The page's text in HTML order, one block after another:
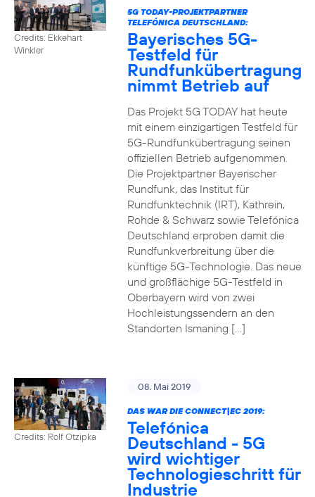
Credits: Ekkehart
Winkler
5G TODAY-PROJEKTPARTNER
TELEFÓNICA DEUTSCHLAND:
Bayerisches 5G-
Testfeld für
Rundfunkübertragung
nimmt Betrieb auf
Das Projekt 5G TODAY hat heute
mit einem einzigartigen Testfeld für
5G-Rundfunkübertragung seinen
offiziellen Betrieb aufgenommen.
Die Projektpartner Bayerischer
Rundfunk, das Institut für
Rundfunktechnik (IRT), Kathrein,
Rohde & Schwarz sowie Telefónica
Deutschland erproben damit die
Rundfunkverbreitung über die
künftige 5G-Technologie. Das neue
und großflächige 5G-Testfeld in
Oberbayern wird von zwei
Hochleistungssendern an den
Standorten Ismaning […]
Credits: Rolf Otzipka
08. Mai 2019
DAS WAR DIE CONNECT|EC 2019:
Telefónica
Deutschland - 5G
wird wichtiger
Technologieschritt für
Industrie